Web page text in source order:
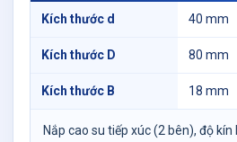
Kích thước d 40 mm
Kích thước D 80 mm
Kích thước B 18 mm
Nắp cao su tiếp xúc (2 bên), độ